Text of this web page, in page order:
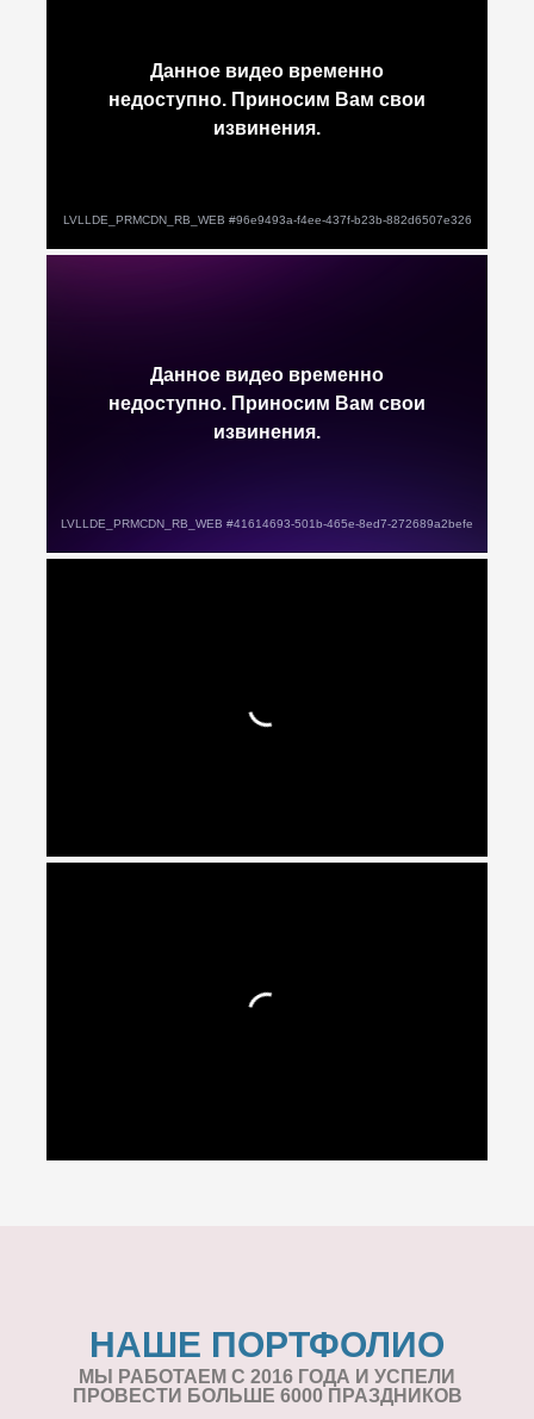
НАШЕ ПОРТФОЛИО
МЫ РАБОТАЕМ С 2016 ГОДА И УСПЕЛИ
ПРОВЕСТИ БОЛЬШЕ 6000 ПРАЗДНИКОВ